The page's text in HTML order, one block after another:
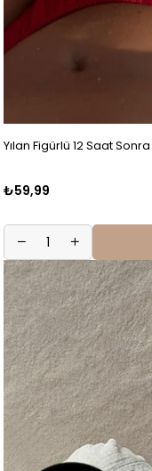
Yılan Figürlü 12 Saat
₺59,99